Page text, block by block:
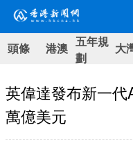
頭條 港澳 五年規
劃
大
英偉達發布新一
萬億美元